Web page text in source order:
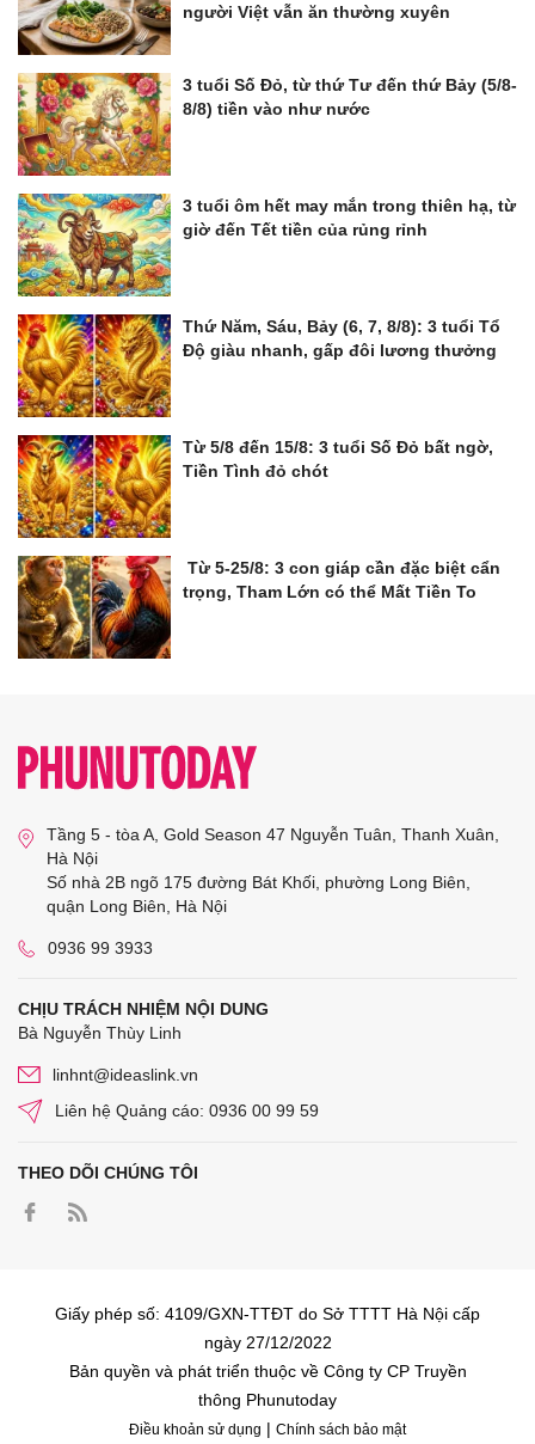
người Việt vẫn ăn thường xuyên
3 tuổi Số Đỏ, từ thứ Tư đến thứ Bảy (5/8-
8/8) tiền vào như nước
3 tuổi ôm hết may mắn trong thiên hạ, từ
giờ đến Tết tiền của rủng rỉnh
Thứ Năm, Sáu, Bảy (6, 7, 8/8): 3 tuổi Tổ
Độ giàu nhanh, gấp đôi lương thưởng
Từ 5/8 đến 15/8: 3 tuổi Số Đỏ bất ngờ,
Tiền Tình đỏ chót
Từ 5-25/8: 3 con giáp cần đặc biệt cẩn
trọng, Tham Lớn có thể Mất Tiền To
Tầng 5 - tòa A, Gold Season 47 Nguyễn Tuân, Thanh Xuân,
Hà Nội
Số nhà 2B ngõ 175 đường Bát Khối, phường Long Biên,
quận Long Biên, Hà Nội
0936 99 3933
CHỊU TRÁCH NHIỆM NỘI DUNG
Bà Nguyễn Thùy Linh
linhnt@ideaslink.vn
Liên hệ Quảng cáo: 0936 00 99 59
THEO DÕI CHÚNG TÔI
Giấy phép số: 4109/GXN-TTĐT do Sở TTTT Hà Nội cấp
ngày 27/12/2022
Bản quyền và phát triển thuộc về Công ty CP Truyền
thông Phunutoday
Điều khoản sử dụng | Chính sách bảo mật